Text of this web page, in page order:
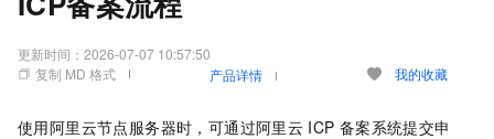
更新时间： 2026-07-07 10:57:50
复制 MD 格式
产品详情 我的收藏
使用阿里云节点服务器时，可通过阿里云 ICP 备案系统提交申